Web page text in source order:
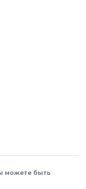
можете быть